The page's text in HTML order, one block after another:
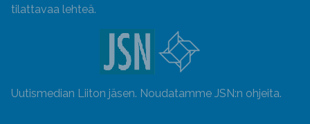
tilattavaa lehteä.
Uutismedian Liiton jäsen. Noudatamme JSN:n ohjeita.